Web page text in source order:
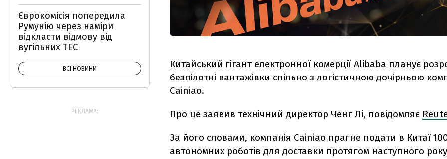
Китайський гігант електронної комерції Alibaba планує
безпілотні вантажівки спільно з логістичною дочірньою
Cainiao.
Про це заявив технічний директор Ченг Лі, повідомляє
За його словами, компанія Cainiao прагне подати в Китаї
автономних роботів для доставки протягом наступного
Єврокомісія попередила
Румунію через наміри
відкласти відмову від
вугільних ТЕС
ВСІ НОВИНИ
РЕКЛАМА: